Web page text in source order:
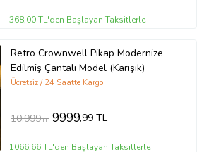
368,00 TL'den Başlayan Taksitlerle
Retro Crownwell Pikap Modernize
Edilmiş Çantalı Model (Karışık)
Ücretsiz / 24 Saatte Kargo
10.999TL 9999,99 TL
1066,66 TL'den Başlayan Taksitlerle